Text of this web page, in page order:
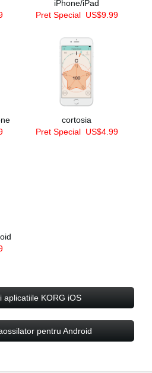
iPhone/iPad
Pret Special US$9.99
cortosia
Pret Special US$4.99
aplicatiile KORG iOS
pentru Android